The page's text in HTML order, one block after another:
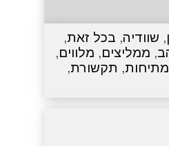
, שוודיה, בכל זאת,
, ממליצים, מלווים,
מתיחות, תקשורת,